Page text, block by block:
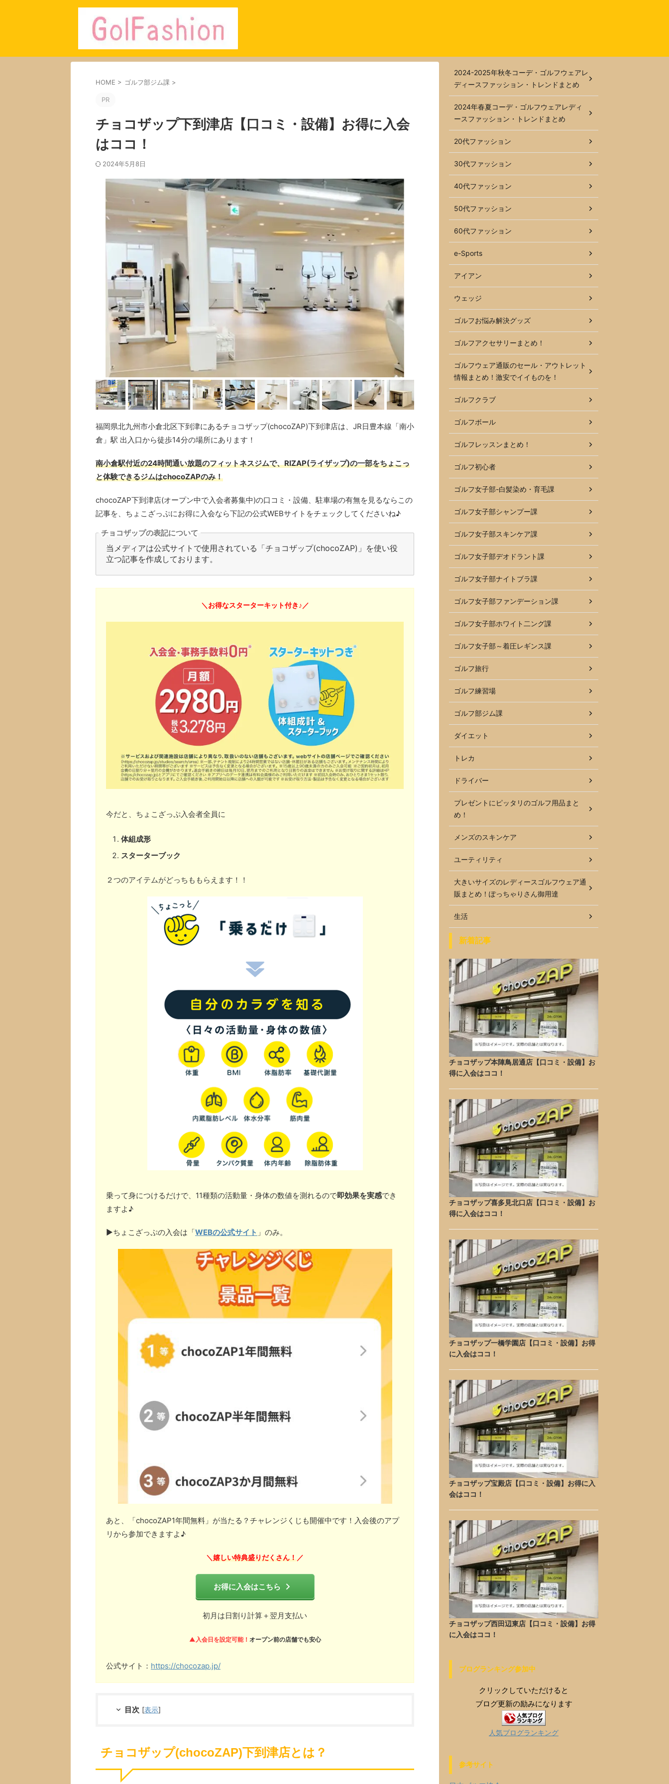
HOME > ゴルフ部ジム課 >
PR
チョコザップ下到津店【口コミ・設備】お得に入会
はココ！
2024年5月8日
福岡県北九州市小倉北区下到津にあるチョコザップ(chocoZAP)下到津店は、JR日豊本線「南小
倉」駅 出入口から徒歩14分の場所にあります！
南小倉駅付近の24時間通い放題のフィットネスジムで、RIZAP(ライザップ)の一部をちょこっ
と体験できるジムはchocoZAPのみ！
chocoZAP下到津店(オープン中で入会者募集中)の口コミ・設備、駐車場の有無を見るならこの
記事を、ちょこざっぷにお得に入会なら下記の公式WEBサイトをチェックしてくださいね♪
チョコザップの表記について
当メディアは公式サイトで使用されている「チョコザップ(chocoZAP)」を使い役
立つ記事を作成しております。
＼お得なスターターキット付き♪／
今だと、ちょこざっぷ入会者全員に
体組成形
スターターブック
２つのアイテムがどっちももらえます！！
乗って身につけるだけで、11種類の活動量・身体の数値を測れるので即効果を実感でき
ますよ♪
▶︎ちょこざっぷの入会は「WEBの公式サイト 」のみ。
あと、「chocoZAP1年間無料」が当たる？チャレンジくじも開催中です！入会後のアプ
リから参加できますよ♪
＼嬉しい特典盛りだくさん！／
お得に入会はこちら
初月は日割り計算＋翌月支払い
▲入会日を設定可能！ オープン前の店舗でも安心
公式サイト： https://chocozap.jp/
目次 [表示]
チョコザップ(chocoZAP)下到津店とは？
2024-2025年秋冬コーデ・ゴルフウェアレ
ディースファッション・トレンドまとめ
2024年春夏コーデ・ゴルフウェアレディ
ースファッション・トレンドまとめ
20代ファッション
30代ファッション
40代ファッション
50代ファッション
60代ファッション
e-Sports
アイアン
ウェッジ
ゴルフお悩み解決グッズ
ゴルフアクセサリーまとめ！
ゴルフウェア通販のセール・アウトレット
情報まとめ！激安でイイものを！
ゴルフクラブ
ゴルフボール
ゴルフレッスンまとめ！
ゴルフ初心者
ゴルフ女子部-白髪染め・育毛課
ゴルフ女子部シャンプー課
ゴルフ女子部スキンケア課
ゴルフ女子部デオドラント課
ゴルフ女子部ナイトブラ課
ゴルフ女子部ファンデーション課
ゴルフ女子部ホワイト二ング課
ゴルフ女子部～着圧レギンス課
ゴルフ旅行
ゴルフ練習場
ゴルフ部ジム課
ダイエット
トレカ
ドライバー
プレゼントにピッタリのゴルフ用品まと
め！
メンズのスキンケア
ユーティリティ
大きいサイズのレディースゴルフウェア通
販まとめ！ぽっちゃりさん御用達
生活
新着記事
チョコザップ本陣鳥居通店【口コミ・設備】お
得に入会はココ！
チョコザップ喜多見北口店【口コミ・設備】お
得に入会はココ！
チョコザップ一橋学園店【口コミ・設備】お得
に入会はココ！
チョコザップ宝殿店【口コミ・設備】お得に入
会はココ！
チョコザップ西田辺東店【口コミ・設備】お得
に入会はココ！
ブログランキング参加中
クリックしていただけると
ブログ更新の励みになります
人気ブログランキング
参考サイト